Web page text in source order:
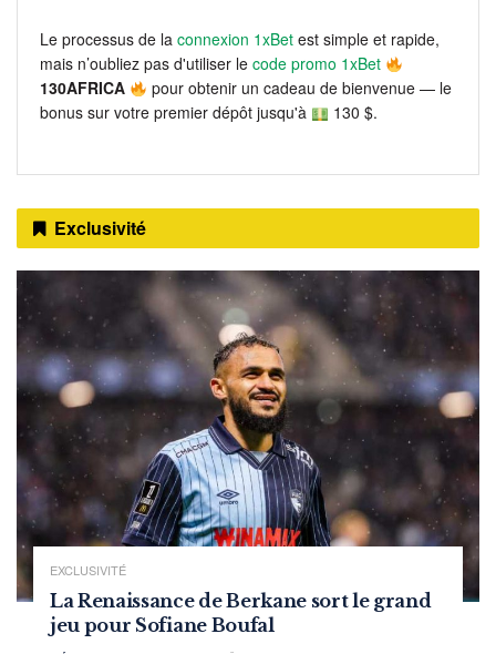
Le processus de la connexion 1xBet est simple et rapide,
mais n’oubliez pas d'utiliser le code promo 1xBet
130AFRICA
pour obtenir un cadeau de bienvenue — le
bonus sur votre premier dépôt jusqu'à
130 $.
Exclusivité
EXCLUSIVITÉ
La Renaissance de Berkane sort le grand
jeu pour Sofiane Boufal